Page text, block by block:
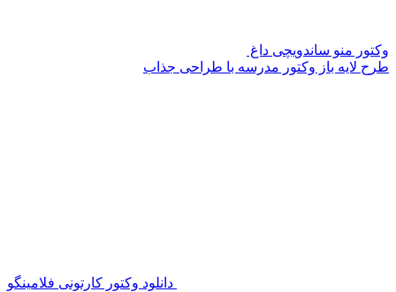
وکتور منو ساندویچی داغ
طرح لایه باز وکتور مدرسه با طراحی جذاب
دانلود وکتور کارتونی فلامینگو